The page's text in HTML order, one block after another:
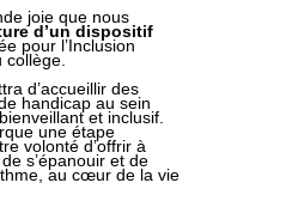
joie que nous
d’un dispositif
pour l’Inclusion
d’accueillir des
handicap au sein
et inclusif.
une étape
volonté d’offrir à
s’épanouir et de
au cœur de la vie